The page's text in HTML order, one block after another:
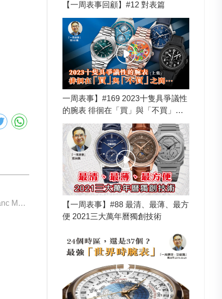
下一個: Montblanc MB130985
【一周表事回顧】#12 對表篇
一周表事】#169 2023十隻具爭議性
的腕表 徘徊在「買」與「不買」之
間… (上集)
【一周表事】#88 最清、最薄、最方
便 2021三大萬年曆獨創技術